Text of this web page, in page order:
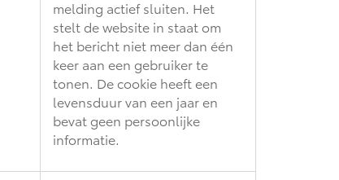
melding actief sluiten. Het
stelt de website in staat om
het bericht niet meer dan één
keer aan een gebruiker te
tonen. De cookie heeft een
levensduur van een jaar en
bevat geen persoonlijke
informatie.